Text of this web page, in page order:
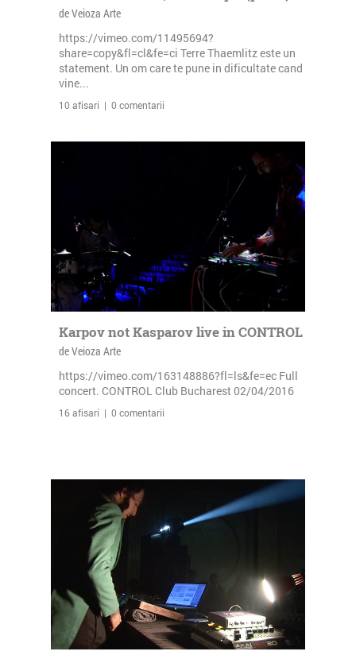
de Veioza Arte
https://vimeo.com/11495694?
share=copy&fl=cl&fe=ci Terre Thaemlitz este un
statement. Un om care te pune in dificultate cand
vine...
10 afisari | 0 comentarii
Karpov not Kasparov live in CONTROL
de Veioza Arte
https://vimeo.com/163148886?fl=ls&fe=ec Full
concert. CONTROL Club Bucharest 02/04/2016
16 afisari | 0 comentarii